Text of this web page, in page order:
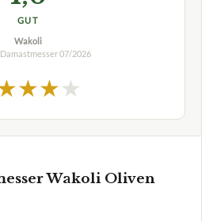
GUT
Wakoli
07/2026
★★★
Wakoli Oliven